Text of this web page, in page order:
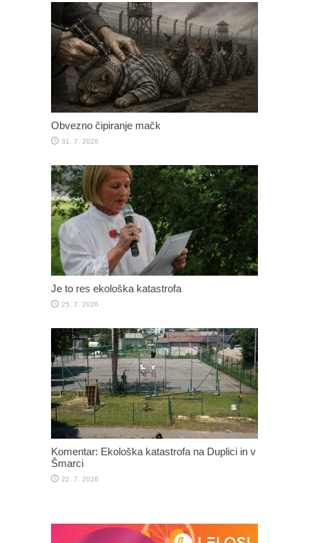
Obvezno čipiranje mačk
31. 7. 2026
Je to res ekološka katastrofa
25. 7. 2026
Komentar: Ekološka katastrofa na Duplici in v
Šmarci
22. 7. 2026